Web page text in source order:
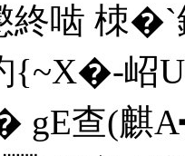
終啮 栜
岹
查(